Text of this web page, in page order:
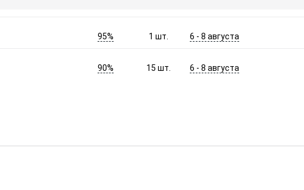
95% 1шт. 6 - 8 августа
90% 15шт. 6 - 8 августа